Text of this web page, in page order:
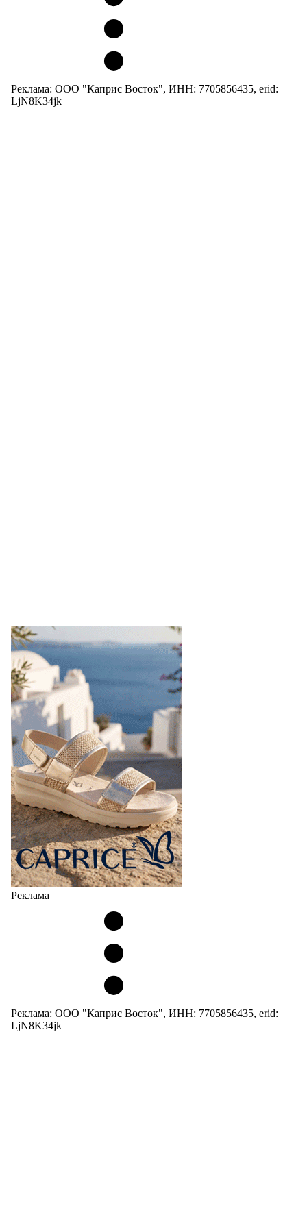
Реклама: ООО "Каприс Восток", ИНН: 7705856435, erid:
LjN8K34jk
Реклама
Реклама: ООО "Каприс Восток", ИНН: 7705856435, erid:
LjN8K34jk